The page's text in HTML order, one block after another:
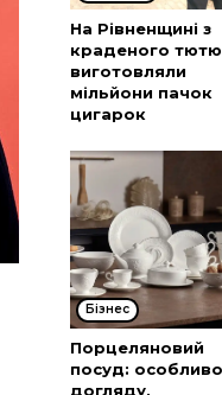
На Рівненщині з
краденого
виготовляли
мільйони пачок
цигарок
Бізнес
Порцеляновий
посуд:
догляду,